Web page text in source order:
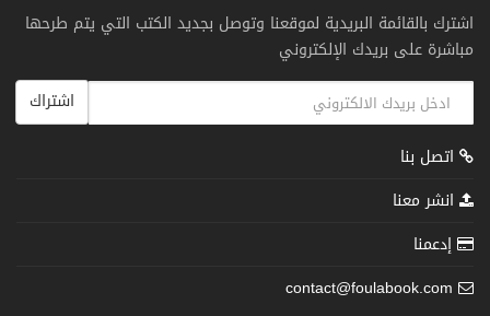
اشترك بالقائمة البريدية لموقعنا وتوصل بجديد الكتب التي يتم طرحها
مباشرة على بريدك الإلكتروني
اشتراك
اتصل بنا
انشر معنا
إدعمنا
contact@foulabook.com